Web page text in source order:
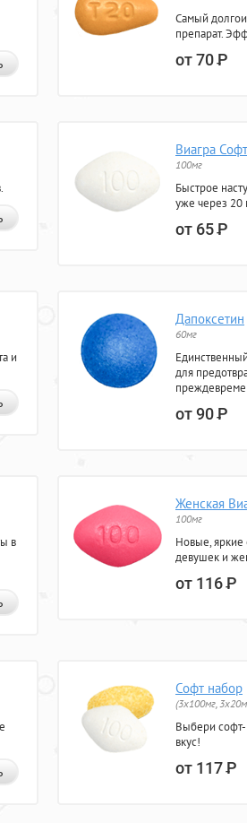
Самый
препарат.
от 70Р
Виагра Софт
100мг
Быстрое
уже через 20
от 65Р
и
Дапоксетин
60мг
для
от 90Р
в
Женская
100мг
Новые,
девушек и
от 116Р
Софт набор
(3x100мг,
Выбери софт-
вкус!
от 117Р